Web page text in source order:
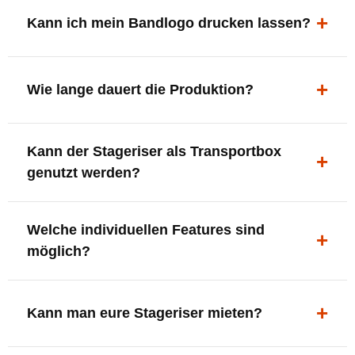
ergonomisch, sicher und gut sichtbar.
Kann ich mein Bandlogo drucken lassen?
deine Bühne, deine Marke.
Wie lange dauert die Produktion?
innerhalb Deutschlands kostenfrei.
Kann der Stageriser als Transportbox
genutzt werden?
oder Zubehör nutzen.
Welche individuellen Features sind
möglich?
XLR-Brücke / Schnittstelle
Setlist-Clip
Kann man eure Stageriser mieten?